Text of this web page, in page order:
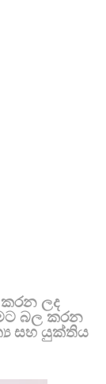
ලද
බල කරන
සහ යුක්තිය